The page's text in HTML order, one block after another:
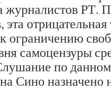
журналистов РТ.
эта
ограничению
самоцензуры
по
Сино назначено